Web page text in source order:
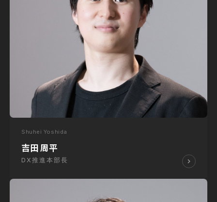
Shuhei Yoshida
吉田 周平
DX推進本部長